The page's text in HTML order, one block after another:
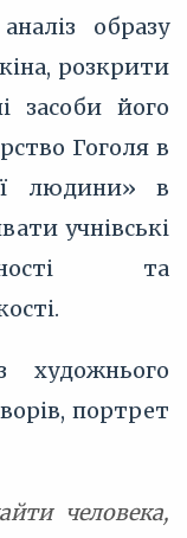
образу
розкрити
засоби його
Гоголя в
людини» в
учнівські
та
портрет
человека,